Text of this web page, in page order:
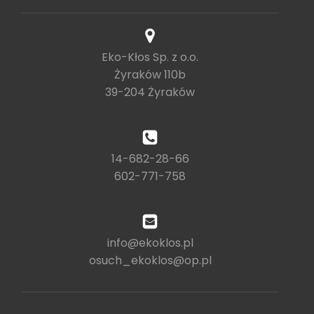
Eko-Kłos Sp. z o.o.
Żyraków 110b
39-204 Żyraków
14-682-28-66
602-771-758
info@ekoklos.pl
osuch_ekoklos@op.pl